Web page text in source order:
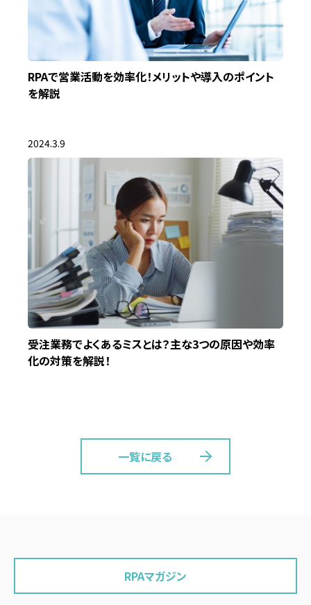
RPAで営業活動を効率化！メリットや導入のポイント
を解説
2024.3.9
受注業務でよくあるミスとは？主な3つの原因や効率
化の対策を解説！
一覧に戻る
RPAマガジン